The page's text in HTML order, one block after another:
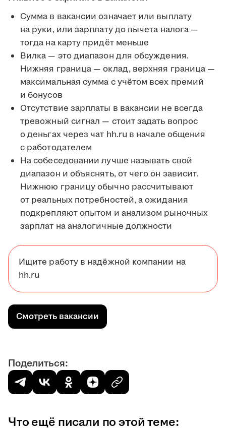
Сумма в вакансии означает или выплату
на руки, или зарплату до вычета налога —
тогда на карту придёт меньше
Вилка — это диапазон для обсуждения.
Нижняя граница — оклад, верхняя граница —
максимальная сумма с учётом всех премий
и бонусов
Отсутствие зарплаты в вакансии не всегда
тревожный сигнал — стоит задать вопрос
о деньгах через чат hh.ru в начале общения
с работодателем
На собеседовании лучше называть свой
диапазон и объяснять, от чего он зависит.
Нижнюю границу обычно рассчитывают
от реальных потребностей, а ожидания
подкрепляют опытом и анализом рыночных
зарплат на аналогичные должности
Ищите работу в надёжной компании на
hh.ru
Смотреть вакансии
Поделиться:
Что ещё писали по этой теме: